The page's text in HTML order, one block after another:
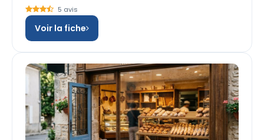
5 avis
Voir la fiche